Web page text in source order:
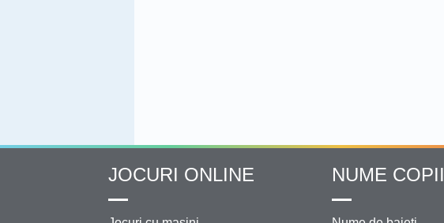
JOCURI ONLINE NUME COPII